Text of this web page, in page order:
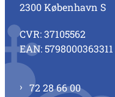
2300 København S
CVR: 37105562
EAN: 5798000363311
72 28 66 00